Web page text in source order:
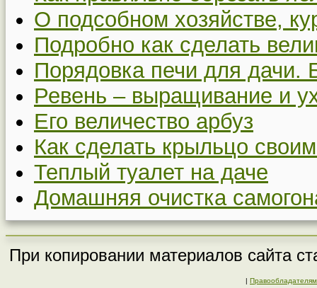
О подсобном хозяйстве,
Подробно как сделать
Порядовка печи для дачи.
Ревень – выращивание и
Его величество арбуз
Как сделать крыльцо
Теплый туалет на даче
Домашняя очистка
При копировании материалов сайта
| Правообладателям